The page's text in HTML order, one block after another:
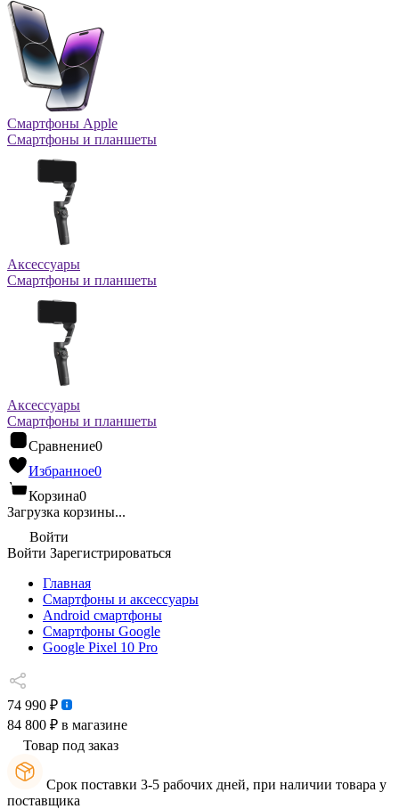
Смартфоны Apple
Смартфоны и планшеты
Аксессуары
Смартфоны и планшеты
Аксессуары
Смартфоны и планшеты
Сравнение0
Избранное0
Корзина0
Загрузка корзины...
Войти
Войти Зарегистрироваться
Главная
Смартфоны и аксессуары
Android cмартфоны
Смартфоны Google
Google Pixel 10 Pro
74 990 ₽
84 800 ₽ в магазине
Товар под заказ
Срок поставки 3-5 рабочих дней, при наличии товара у
поставщика